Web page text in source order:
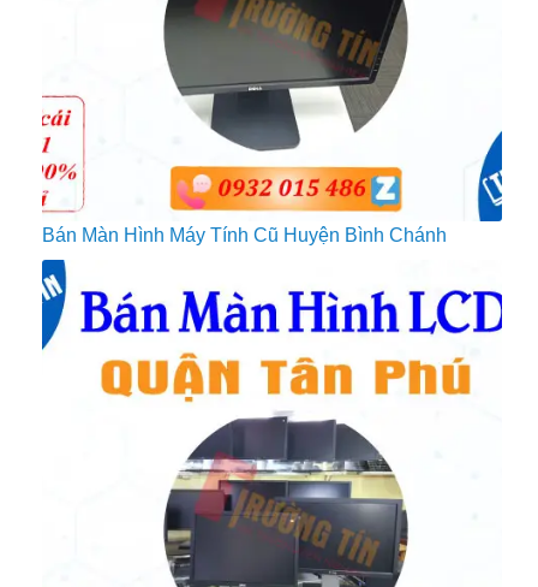
Bán Màn Hình Máy Tính Cũ Huyện Bình Chánh